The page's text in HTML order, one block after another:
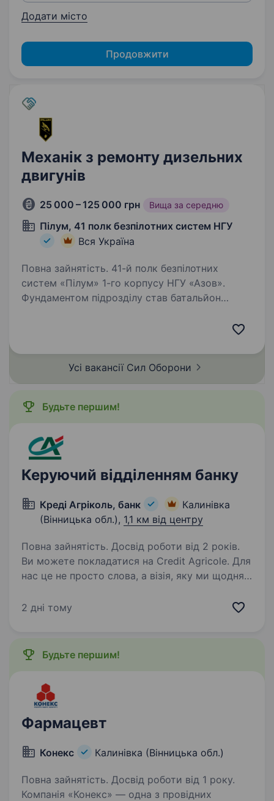
Додати місто
Продовжити
Механік з ремонту дизельних
двигунів
25 000 – 125 000 грн Вища за середню
Пілум, 41 полк безпілотних систем НГУ
Вся Україна
Повна зайнятість. 41-й полк безпілотних
систем «Пілум» 1-го корпусу НГУ «Азов».
Фундаментом підрозділу став батальйон
Усі вакансії Сил Оборони
Будьте першим!
Керуючий відділенням банку
Креді Агріколь, банк
Калинівка
(Вінницька обл.), 1,1 км від центру
Повна зайнятість. Досвід роботи від 2 років.
Ви можете покладатися на Credit Agricole. Для
нас це не просто слова, а візія, яку ми щодня
відчував турботу та підтримку від
2 дні тому
Будьте першим!
Фармацевт
Конекс Калинівка (Вінницька обл.)
Повна зайнятість. Досвід роботи від 1 року.
Компанія «Конекс» — одна з провідних